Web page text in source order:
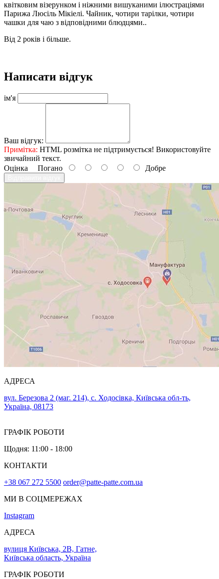
квітковим візерунком і ніжними вишуканими ілюстраціями
Парижа Люсіль Мікіелі. Чайник, чотири тарілки, чотири
чашки для чаю з відповідними блюдцями..
Від 2 років і більше.
Написати відгук
ім'я
Ваш відгук:
Примітка: HTML розмітка не підтримується! Використовуйте
звичайний текст.
Оцінка Погано Добре
АДРЕСА
вул. Березова 2 (маг. 214), с. Ходосівка, Київська обл-ть,
Україна, 08173
ГРАФІК РОБОТИ
Щодня: 11:00 - 18:00
КОНТАКТИ
+38 067 272 5500 order@patte-patte.com.ua
МИ В СОЦМЕРЕЖАХ
Instagram
АДРЕСА
вулиця Київська, 2В, Гатне,
Київська область, Україна
ГРАФІК РОБОТИ